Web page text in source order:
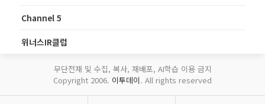
Channel 5
위너스IR클럽
무단전재 및 수집, 복사, 재배포, AI학습 이용 금지
Copyright 2006. 이투데이. All rights reserved